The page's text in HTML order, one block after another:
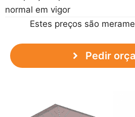
normal em vigor
Estes preços são
Pedir